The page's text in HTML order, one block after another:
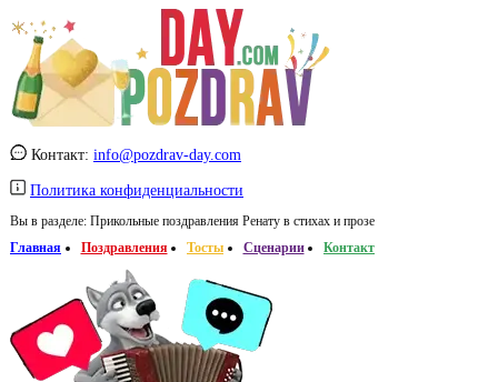
Контакт: info@pozdrav-day.com
Политика конфиденциальности
Вы в разделе: Прикольные поздравления Ренату в стихах и прозе
Главная
Поздравления Тосты Сценарии Контакт